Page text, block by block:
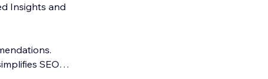
Insights and
SEO